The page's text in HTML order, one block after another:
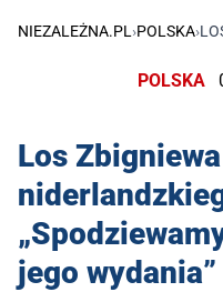
NIEZALEŻNA.PL›POLSKA›
POLSKA
Los
jego wydania”